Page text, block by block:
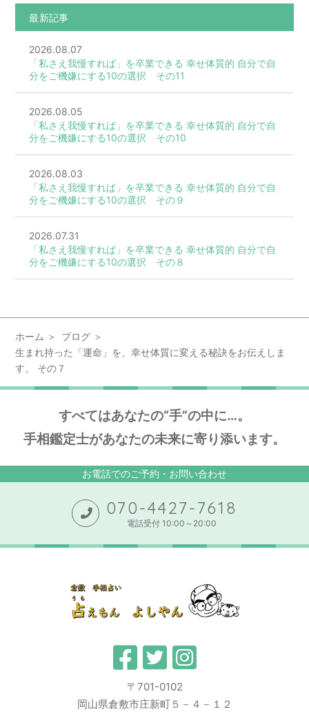
最新記事
2026.08.07
「私さえ我慢すれば」を卒業できる 幸せ体質的 自分で自
分をご機嫌にする10の選択 その11
2026.08.05
「私さえ我慢すれば」を卒業できる 幸せ体質的 自分で自
分をご機嫌にする10の選択 その10
2026.08.03
「私さえ我慢すれば」を卒業できる 幸せ体質的 自分で自
分をご機嫌にする10の選択 その９
2026.07.31
「私さえ我慢すれば」を卒業できる 幸せ体質的 自分で自
分をご機嫌にする10の選択 その８
ホーム
ブログ
生まれ持った「運命」を、幸せ体質に変える秘訣をお伝えしま
す。 その７
すべてはあなたの“手”の中に…。
手相鑑定士があなたの未来に寄り添います。
お電話でのご予約・お問い合わせ
070-4427-7618
電話受付 10:00～20:00
〒701-0102
岡山県倉敷市庄新町５－４－１２